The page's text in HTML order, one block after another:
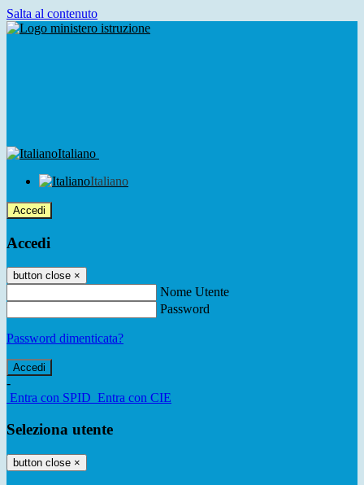
Salta al contenuto
Italiano
Italiano
Accedi
Accedi
button close ×
Nome Utente
Password
Password dimenticata?
-
Entra con SPID Entra con CIE
Seleziona utente
button close ×